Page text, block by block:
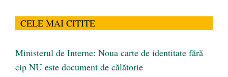
CELE MAI CITITE
Ministerul de Interne: Noua carte de identitate fără
cip NU este document de călătorie